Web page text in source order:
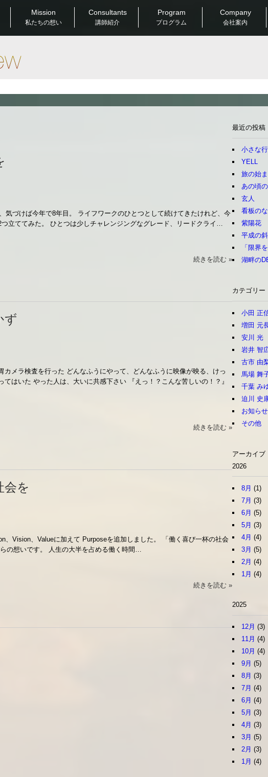
Mission
私たちの想い
Consultants
講師紹介
Program
プログラム
Company
会社案内
気づけば今年で8年目。 ライフワークのひとつとして続けてきたけれど、今
立ててみた。 ひとつは少しチャレンジングなグレード、リードクライ…
続きを読む »
ず
カメラ検査を行った どんなふうにやって、どんなふうに映像が映る、けっ
てはいた やった人は、大いに共感下さい 『えっ！？こんな苦しいの！？』
続きを読む »
会を
、Vision、Valueに加えて Purposeを追加しました。 「働く喜び一杯の社会
の想いです。 人生の大半を占める働く時間…
続きを読む »
最近の投稿
小さな
YELL
旅の始ま
あの頃
玄人
看板の
紫陽花
平成の
「限界
湖畔の
カテゴリー
小田 正
増田 元
安川 光
岩井 智
古市 由
馬場 舞
千葉 み
迫川 史
お知らせ
その他
アーカイブ
2026
8月 (1)
7月 (3)
6月 (5)
5月 (3)
4月 (4)
3月 (5)
2月 (4)
1月 (4)
2025
12月 (3)
11月 (4)
10月 (4)
9月 (5)
8月 (3)
7月 (4)
6月 (4)
5月 (3)
4月 (3)
3月 (5)
2月 (3)
1月 (4)